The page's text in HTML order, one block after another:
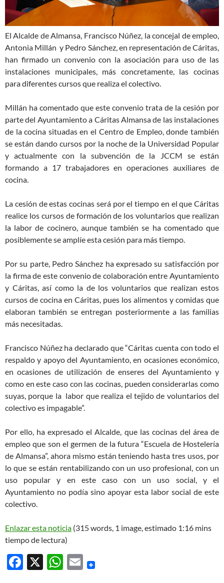
El Alcalde de Almansa, Francisco Núñez, la concejal de empleo,
Antonia Millán y Pedro Sánchez, en representación de Cáritas,
han firmado un convenio con la asociación para uso de las
instalaciones municipales, más concretamente, las cocinas
para diferentes cursos que realiza el colectivo.
Millán ha comentado que este convenio trata de la cesión por
parte del Ayuntamiento a Cáritas Almansa de las instalaciones
de la cocina situadas en el Centro de Empleo, donde también
se están dando cursos por la noche de la Universidad Popular
y actualmente con la subvención de la JCCM se están
formando a 17 trabajadores en operaciones auxiliares de
cocina.
La cesión de estas cocinas será por el tiempo en el que Cáritas
realice los cursos de formación de los voluntarios que realizan
la labor de cocinero, aunque también se ha comentado que
posiblemente se amplíe esta cesión para más tiempo.
Por su parte, Pedro Sánchez ha expresado su satisfacción por
la firma de este convenio de colaboración entre Ayuntamiento
y Cáritas, así como la de los voluntarios que realizan estos
cursos de cocina en Cáritas, pues los alimentos y comidas que
elaboran también se entregan posteriormente a las familias
más necesitadas.
Francisco Núñez ha declarado que “Cáritas cuenta con todo el
respaldo y apoyo del Ayuntamiento, en ocasiones económico,
en ocasiones de utilización de enseres del Ayuntamiento y
como en este caso con las cocinas, pueden considerarlas como
suyas, porque la labor que realiza el tejido de voluntarios del
colectivo es impagable”.
Por ello, ha expresado el Alcalde, que las cocinas del área de
empleo que son el germen de la futura “Escuela de Hostelería
de Almansa”, ahora mismo están teniendo hasta tres usos, por
lo que se están rentabilizando con un uso profesional, con un
uso popular y en este caso con un uso social, y el
Ayuntamiento no podía sino apoyar esta labor social de este
colectivo.
Enlazar esta noticia (315 words, 1 image, estimado 1:16 mins
tiempo de lectura)
F
X
W E